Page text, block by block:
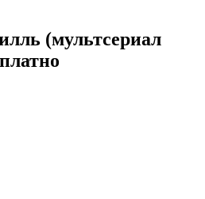
(мультсериал